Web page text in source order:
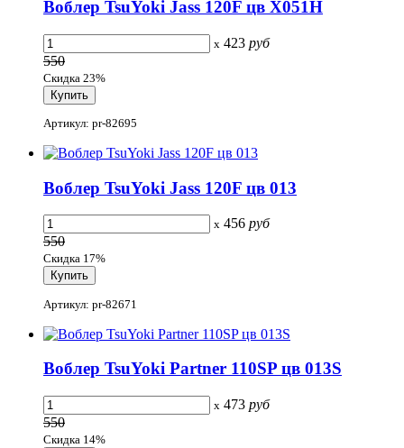
Воблер TsuYoki Jass 120F цв X051H
x 423 руб
550
Скидка 23%
Артикул: pr-82695
Воблер TsuYoki Jass 120F цв 013
x 456 руб
550
Скидка 17%
Артикул: pr-82671
Воблер TsuYoki Partner 110SP цв 013S
x 473 руб
550
Скидка 14%